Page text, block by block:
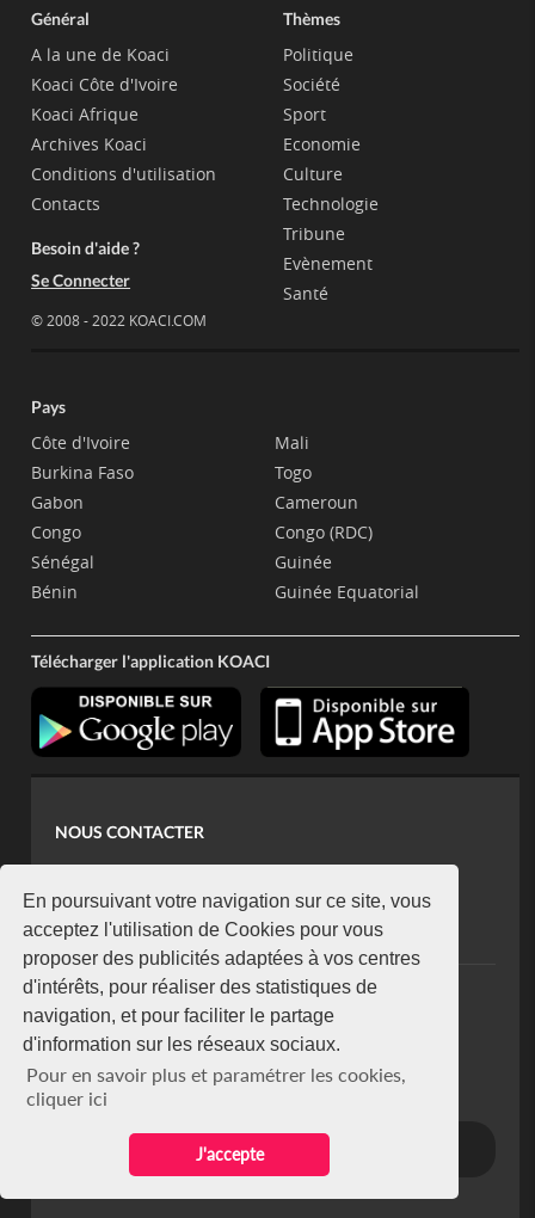
En poursuivant votre navigation sur ce site, vous
acceptez l'utilisation de Cookies pour vous
proposer des publicités adaptées à vos centres
d'intérêts, pour réaliser des statistiques de
navigation, et pour faciliter le partage
d'information sur les réseaux sociaux.
Pour en savoir plus et paramétrer les cookies,
cliquer ici
J'accepte
Général
A la une de Koaci
Koaci Côte d'Ivoire
Koaci Afrique
Archives Koaci
Conditions d'utilisation
Contacts
Besoin d'aide ?
Se Connecter
© 2008 - 2022 KOACI.COM
Thèmes
Politique
Société
Sport
Economie
Culture
Technologie
Tribune
Evènement
Santé
Pays
Côte d'Ivoire
Burkina Faso
Gabon
Congo
Sénégal
Bénin
Mali
Togo
Cameroun
Congo (RDC)
Guinée
Guinée Equatorial
Télécharger l'application KOACI
NOUS CONTACTER
koaci@yahoo.fr
+225 07 08 85 52 93
NEWSLETTER
Restez connecté via notre newsletter
S'abonner
Se désabonner